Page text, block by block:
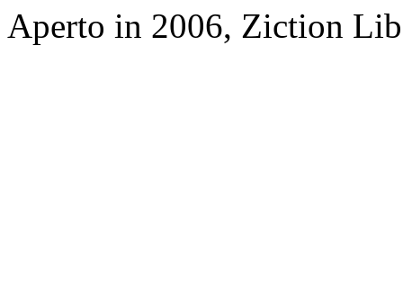
Aperto in 2006, Ziction